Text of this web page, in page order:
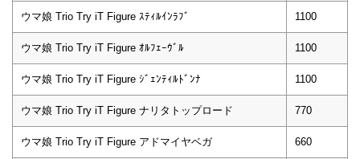
ウマ娘 Trio Try iT Figure ｽﾃｨﾙｲﾝﾗﾌﾞ 1100
ウマ娘 Trio Try iT Figure ｵﾙﾌｪｰｳﾞﾙ 1100
ウマ娘 Trio Try iT Figure ｼﾞｪﾝﾃｨﾙﾄﾞﾝﾅ 1100
ウマ娘 Trio Try iT Figure ナリタトップロード 770
ウマ娘 Trio Try iT Figure アドマイヤベガ 660